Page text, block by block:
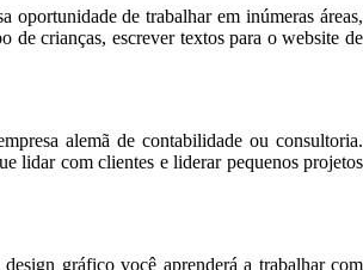
oportunidade de trabalhar em inúmeras áreas,
de crianças, escrever textos para o website de
alemã de contabilidade ou consultoria.
lidar com clientes e liderar pequenos projetos
gráfico você aprenderá a trabalhar com